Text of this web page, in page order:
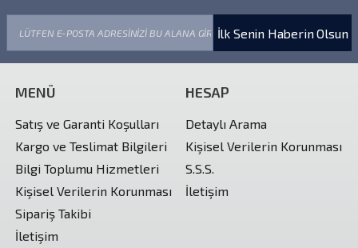
İlk Senin Haberin Olsun
MENÜ
Satış ve Garanti Koşulları
Kargo ve Teslimat Bilgileri
Bilgi Toplumu Hizmetleri
Kişisel Verilerin Korunması
Sipariş Takibi
İletişim
HESAP
Detaylı Arama
Kişisel Verilerin Korunması
S.S.S.
İletişim